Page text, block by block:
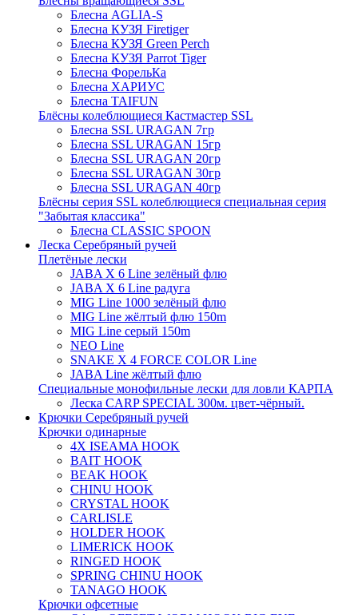
Блесна AGLIA-S
Блесна КУЗЯ Firetiger
Блесна КУЗЯ Green Perch
Блесна КУЗЯ Parrot Tiger
Блесна ФорельКа
Блесна ХАРИУС
Блесна TAIFUN
Блёсны колеблющиеся Кастмастер SSL
Блесна SSL URAGAN 7гр
Блесна SSL URAGAN 15гр
Блесна SSL URAGAN 20гр
Блесна SSL URAGAN 30гр
Блесна SSL URAGAN 40гр
Блёсны серия SSL колеблющиеся специальная серия
"Забытая классика"
Блесна CLASSIC SPOON
Леска Серебряный ручей
Плетёные лески
JABA X 6 Line зелёный флю
JABA X 6 Line радуга
MIG Line 1000 зелёный флю
MIG Line жёлтый флю 150m
MIG Line серый 150m
NEO Line
SNAKE X 4 FORCE COLOR Line
JABA Line жёлтый флю
Специальные монофильные лески для ловли КАРПА
Леска CARP SPECIAL 300м. цвет-чёрный.
Крючки Серебряный ручей
Крючки одинарные
4X ISEAMA HOOK
BAIT HOOK
BEAK HOOK
CHINU HOOK
CRYSTAL HOOK
CARLISLE
HOLDER HOOK
LIMERICK HOOK
RINGED HOOK
SPRING CHINU HOOK
TANAGO HOOK
Крючки офсетные